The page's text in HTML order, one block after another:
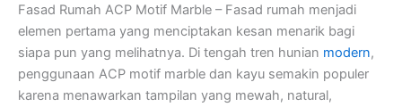
Fasad Rumah ACP Motif Marble – Fasad rumah menjadi
elemen pertama yang menciptakan kesan menarik bagi
siapa pun yang melihatnya. Di tengah tren hunian modern,
penggunaan ACP motif marble dan kayu semakin populer
karena menawarkan tampilan yang mewah, natural,